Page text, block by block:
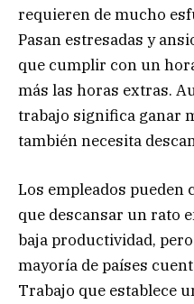
requieren de mucho
Pasan estresadas y
que cumplir con un
más las horas extras.
trabajo significa ganar
también necesita
Los empleados pueden
que descansar un rato
baja productividad,
mayoría de países
Trabajo que establece